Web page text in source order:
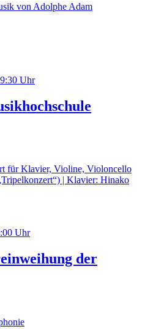
von Adolphe Adam
Uhr
für Klavier, Violine, Violoncello
| Klavier: Hinako
Uhr
der